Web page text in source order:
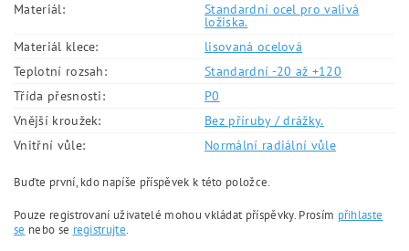
Materiál:
Standardní ocel pro valivá
ložiska.
Materiál klece:
lisovaná ocelová
Teplotní rozsah:
Standardní -20 až +120
Třída přesnosti:
P0
Vnější kroužek:
Bez příruby / drážky.
Vnitřní vůle:
Normální radiální vůle
Buďte první, kdo napíše příspěvek k této položce.
Pouze registrovaní uživatelé mohou vkládat příspěvky. Prosím přihlaste
se nebo se registrujte.